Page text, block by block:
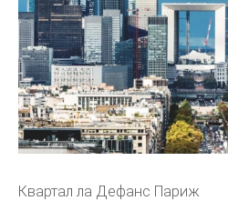
Квартал ла Дефанс Париж